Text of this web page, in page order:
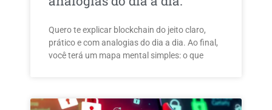
Quero te explicar blockchain do jeito claro,
prático e com analogias do dia a dia. Ao final,
você terá um mapa mental simples: o que